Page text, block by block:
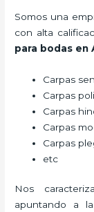
Somos una
con alta
para bodas en
Carpas
Carpas
Carpas
Carpas
Carpas
etc
Nos
apuntando a